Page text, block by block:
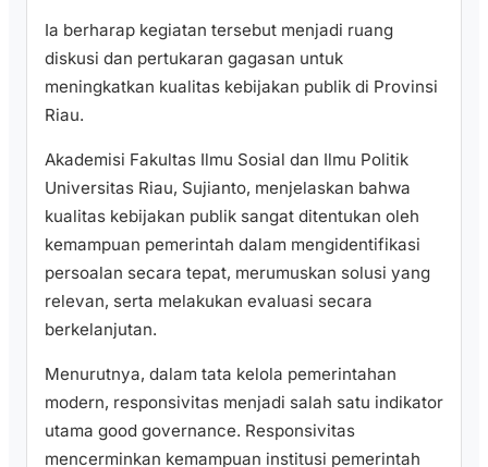
Ia berharap kegiatan tersebut menjadi ruang
diskusi dan pertukaran gagasan untuk
meningkatkan kualitas kebijakan publik di Provinsi
Riau.
Akademisi Fakultas Ilmu Sosial dan Ilmu Politik
Universitas Riau, Sujianto, menjelaskan bahwa
kualitas kebijakan publik sangat ditentukan oleh
kemampuan pemerintah dalam mengidentifikasi
persoalan secara tepat, merumuskan solusi yang
relevan, serta melakukan evaluasi secara
berkelanjutan.
Menurutnya, dalam tata kelola pemerintahan
modern, responsivitas menjadi salah satu indikator
utama good governance. Responsivitas
mencerminkan kemampuan institusi pemerintah